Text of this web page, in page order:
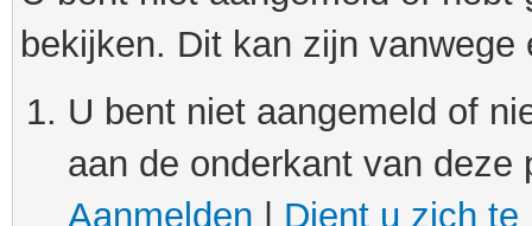
bekijken. Dit kan zijn
U bent niet aangemeld of
aan de onderkant van
Aanmelden
Dient u zich te